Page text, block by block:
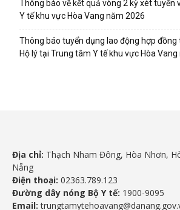
Thông báo về kết quả vòng 2 kỳ xét tuyển
Y tế khu vực Hòa Vang năm 2026
Thông báo tuyển dụng lao động hợp đồng
Hộ lý tại Trung tâm Y tế khu vực Hòa
Địa chỉ: Thạch Nham Đông, Hòa Nhơn,
Nẵng
Điện thoại: 02363.789.123
Đường dây nóng Bộ Y tế: 1900-9095
Email: